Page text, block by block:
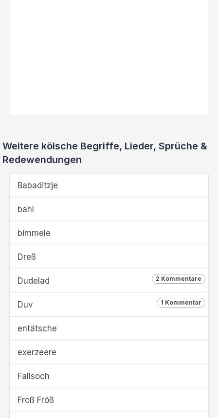
Weitere kölsche Begriffe, Lieder, Sprüche &
Redewendungen
Babaditzje
bahl
bimmele
Dreß
2 Kommentare
Dudelad
1 Kommentar
Duv
entätsche
exerzeere
Fallsoch
Froß Fröß